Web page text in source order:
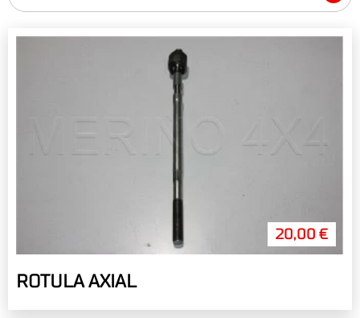
20,00 €
ROTULA AXIAL